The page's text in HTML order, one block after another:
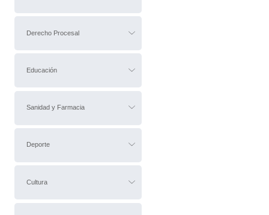
Derecho Procesal
Educación
Sanidad y Farmacia
Deporte
Cultura